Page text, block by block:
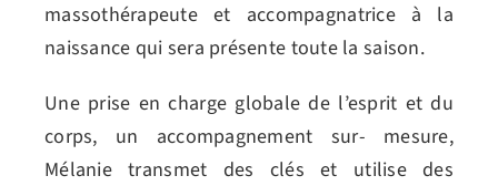
massothérapeute et accompagnatrice à la
naissance qui sera présente toute la saison.
Une prise en charge globale de l’esprit et du
corps, un accompagnement sur- mesure,
Mélanie transmet des clés et utilise des